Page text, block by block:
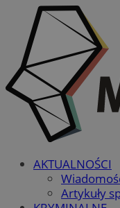
AKTUALNOŚCI
Artykuły